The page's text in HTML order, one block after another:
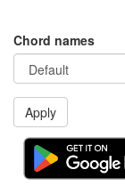
Chord names
Apply